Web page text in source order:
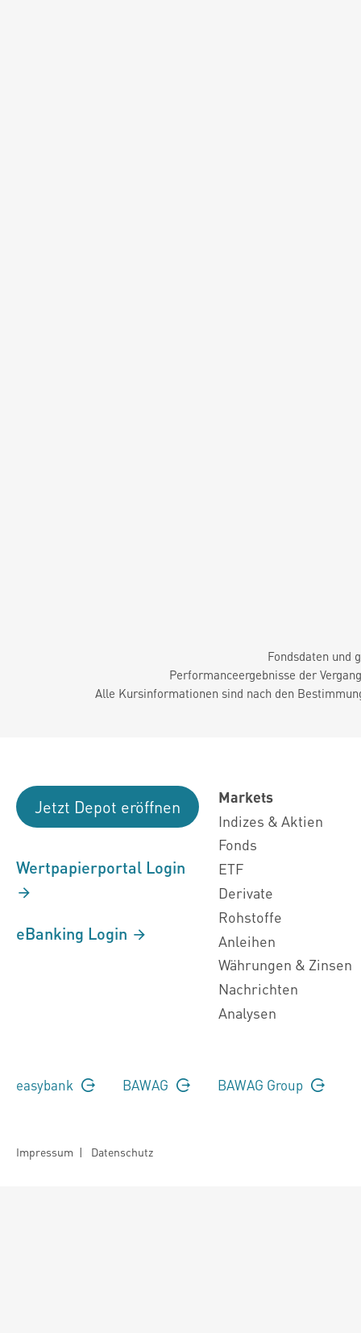
Fondsdaten und
Performanceergebnisse der
Alle Kursinformationen sind nach den
Jetzt Depot eröffnen
Wertpapierportal Login
eBanking Login
Markets
Indizes & Aktien
Fonds
ETF
Derivate
Rohstoffe
Anleihen
Währungen & Zinsen
Nachrichten
Analysen
easybank BAWAG BAWAG Group
Impressum | Datenschutz